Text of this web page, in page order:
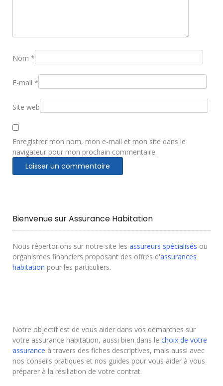
Nom *
E-mail *
Site web
Enregistrer mon nom, mon e-mail et mon site dans le
navigateur pour mon prochain commentaire.
Bienvenue sur Assurance Habitation
Nous répertorions sur notre site les assureurs spécialisés ou
organismes financiers proposant des offres d'assurances
habitation pour les particuliers.
Notre objectif est de vous aider dans vos démarches sur
votre assurance habitation, aussi bien dans le choix de votre
assurance à travers des fiches descriptives, mais aussi avec
nos conseils pratiques et nos guides pour vous aider à vous
préparer à la résiliation de votre contrat.